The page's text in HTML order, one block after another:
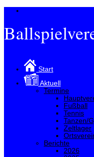
Start
Aktuell
Termine
Fußball
Tennis
Tanzen/
Zeltlager
Berichte
2026